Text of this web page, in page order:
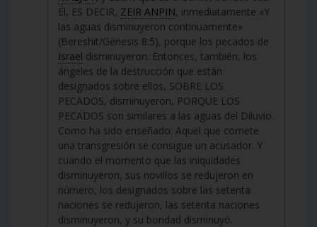
Él, ES DECIR, ZEIR ANPIN, inmediatamente «Y
las aguas disminuyeron continuamente»
(Bereshit/Génesis 8:5), porque los pecados de
Israel disminuyeron. Entonces, también, los
ángeles de la destrucción que están
designados sobre ellos, SOBRE LOS
PECADOS, disminuyeron, PORQUE LOS
PECADOS son similares a las aguas del Diluvio.
Como ha sido enseñado: Aquel que comete
una transgresión se consigue un acusador. Y
cuando el momento que las iniquidades
disminuyeron, sus novillos se redujeron en
número, los designados sobre las setenta
naciones se redujeron, las setenta naciones
disminuyeron, y su bondad disminuyó.